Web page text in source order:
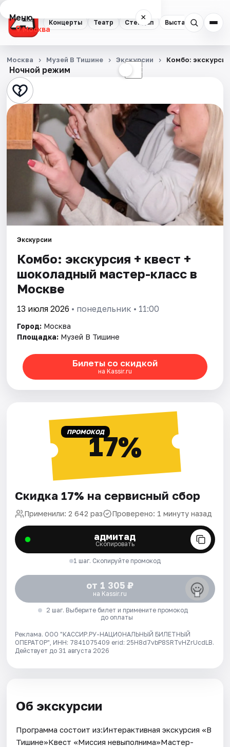
Концерты Театр Стендап Выставки
Меню ×
Москва
Концерты
Театр
Стендап
Выставки
Квесты
Экскурсии
События
Города
Площадки
Артисты
Рейтинги
Ночной режим ☾
Москва Музей В Тишине Экскурсии Комбо:
Экскурсии
Комбо: экскурсия + квест +
шоколадный мастер-класс в
Москве
13 июля 2026 • понедельник • 11:00
Город: Москва
Площадка: Музей В Тишине
Билеты со скидкой
на Kassir.ru
ПРОМОКОД17%
Скидка 17% на сервисный сбор
Применили: 2 642 раз Проверено: 1 минуту назад
адмитад
Скопировать
1 шаг. Скопируйте промокод
от 1 305 ₽
на Kassir.ru
2 шаг. Выберите билет и примените промокод
до оплаты
Реклама. ООО "КАССИР.РУ-НАЦИОНАЛЬНЫЙ БИЛЕТНЫЙ
ОПЕРАТОР", ИНН: 7841075409 erid: 25H8d7vbP8SRTvHZrUcdLB.
Действует до 31 августа 2026
Об экскурсии
Программа состоит из:Интерактивная экскурсия «В
Тишине»Квест «Миссия невыполнима»Мастер-